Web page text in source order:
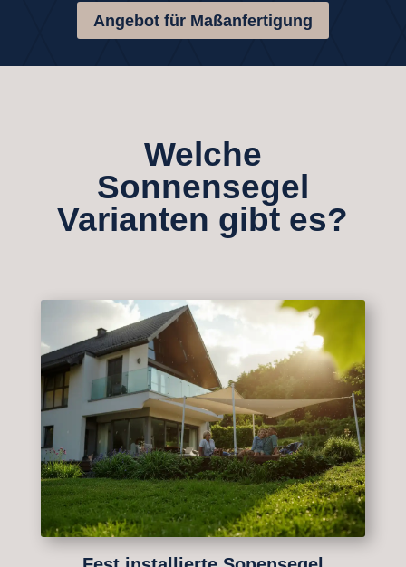
Angebot für Maßanfertigung
Welche
Sonnensegel
Varianten gibt es?